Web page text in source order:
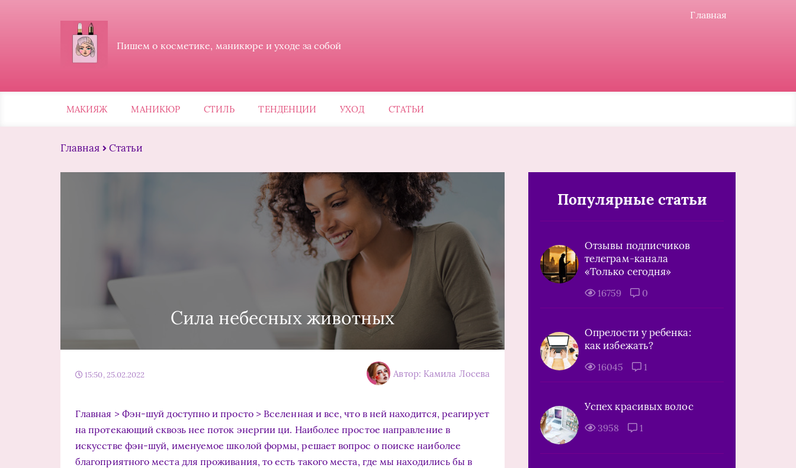
Главная
Пишем о косметике, маникюре и уходе за собой
МАКИЯЖ МАНИКЮР СТИЛЬ ТЕНДЕНЦИИ УХОД СТАТЬИ
Главная Статьи
Сила небесных животных
15:50, 25.02.2022 Автор: Камила Лосева
Главная > Фэн-шуй доступно и просто > Вселенная и все, что в ней находится, реагирует
на протекающий сквозь нее поток энергии ци. Наиболее простое направление в
искусстве фэн-шуй, именуемое школой формы, решает вопрос о поиске наиболее
благоприятного места для проживания, то есть такого места, где мы находились бы в
Популярные статьи
Отзывы подписчиков
телеграм-канала
«Только сегодня»
16759 0
Опрелости у ребенка:
как избежать?
16045 1
Успех красивых волос
3958 1